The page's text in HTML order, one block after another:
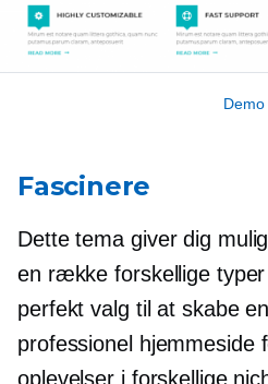
Demo
Fascinere
Dette tema giver dig
en række forskellige
perfekt valg til at skabe
professionel hjemmeside
oplevelser i forskellige